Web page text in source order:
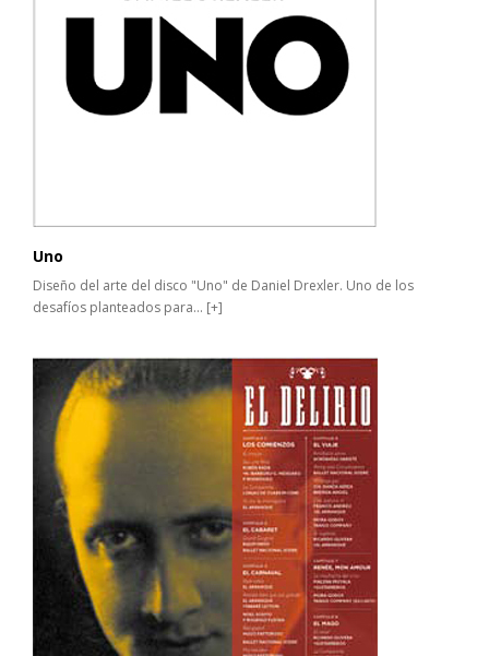
Uno
Diseño del arte del disco "Uno" de Daniel Drexler. Uno de los
desafíos planteados para... [+]